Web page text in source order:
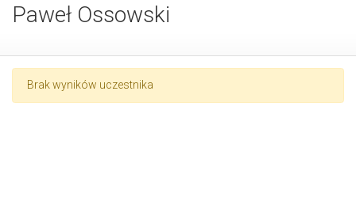
Paweł Ossowski
Brak wyników uczestnika